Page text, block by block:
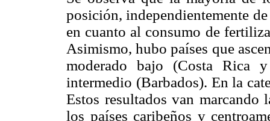
posición, independientemente
en cuanto al consumo de
Asimismo, hubo países que
moderado bajo (Costa Rica
intermedio (Barbados). En la
Estos resultados van marcando
los países caribeños y